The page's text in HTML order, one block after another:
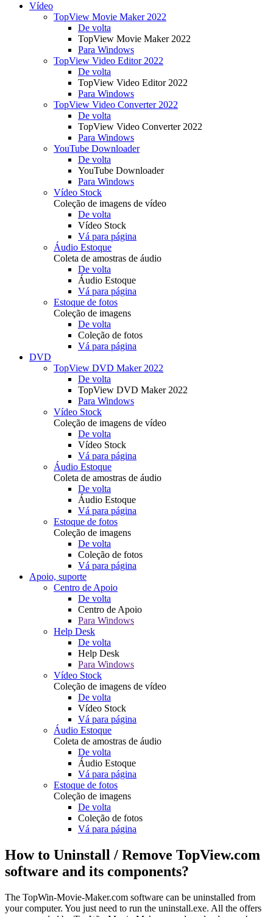
Vídeo
TopView Movie Maker 2022
De volta
TopView Movie Maker 2022
Para Windows
TopView Video Editor 2022
De volta
TopView Video Editor 2022
Para Windows
TopView Video Converter 2022
De volta
TopView Video Converter 2022
Para Windows
YouTube Downloader
De volta
YouTube Downloader
Para Windows
Vídeo Stock
Coleção de imagens de vídeo
De volta
Vídeo Stock
Vá para página
Áudio Estoque
Coleta de amostras de áudio
De volta
Áudio Estoque
Vá para página
Estoque de fotos
Coleção de imagens
De volta
Coleção de fotos
Vá para página
DVD
TopView DVD Maker 2022
De volta
TopView DVD Maker 2022
Para Windows
Vídeo Stock
Coleção de imagens de vídeo
De volta
Vídeo Stock
Vá para página
Áudio Estoque
Coleta de amostras de áudio
De volta
Áudio Estoque
Vá para página
Estoque de fotos
Coleção de imagens
De volta
Coleção de fotos
Vá para página
Apoio, suporte
Centro de Apoio
De volta
Centro de Apoio
Para Windows
Help Desk
De volta
Help Desk
Para Windows
Vídeo Stock
Coleção de imagens de vídeo
De volta
Vídeo Stock
Vá para página
Áudio Estoque
Coleta de amostras de áudio
De volta
Áudio Estoque
Vá para página
Estoque de fotos
Coleção de imagens
De volta
Coleção de fotos
Vá para página
How to Uninstall / Remove TopView.com
software and its components?
The TopWin-Movie-Maker.com software can be uninstalled from
your computer. You just need to run the uninstall.exe. All the offers